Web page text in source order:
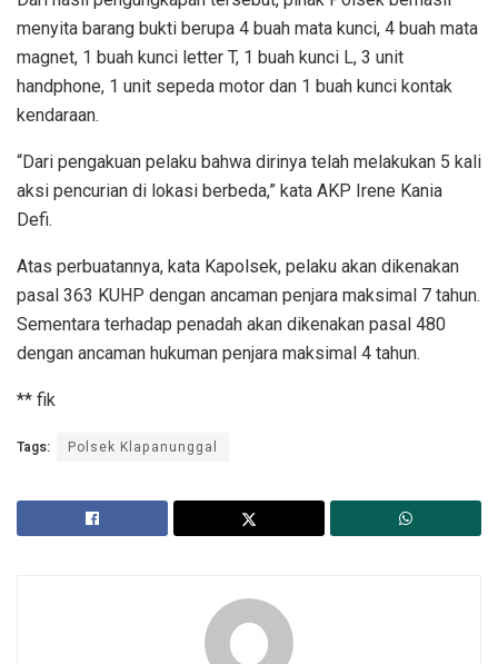
menyita barang bukti berupa 4 buah mata kunci, 4 buah mata
magnet, 1 buah kunci letter T, 1 buah kunci L, 3 unit
handphone, 1 unit sepeda motor dan 1 buah kunci kontak
kendaraan.
“Dari pengakuan pelaku bahwa dirinya telah melakukan 5 kali
aksi pencurian di lokasi berbeda,” kata AKP Irene Kania
Defi.
Atas perbuatannya, kata Kapolsek, pelaku akan dikenakan
pasal 363 KUHP dengan ancaman penjara maksimal 7 tahun.
Sementara terhadap penadah akan dikenakan pasal 480
dengan ancaman hukuman penjara maksimal 4 tahun.
** fik
Tags: Polsek Klapanunggal